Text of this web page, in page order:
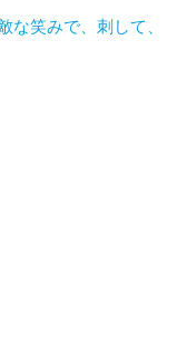
な笑みで、刺して、